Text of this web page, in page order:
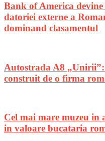
Bank of America
datoriei externe a
dominand clasamentul
Autostrada A8
construit de o firma
Cel mai mare muzeu
in valoare bucataria